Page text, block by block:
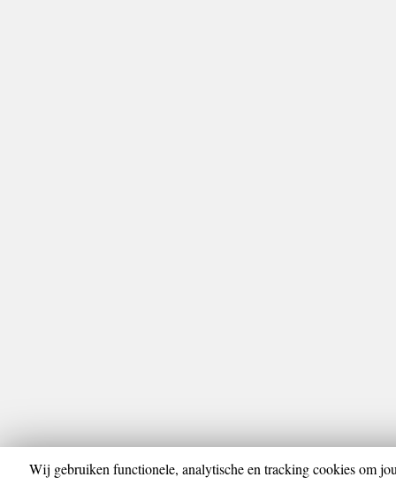
Wij gebruiken functionele, analytische en tracking cookies om